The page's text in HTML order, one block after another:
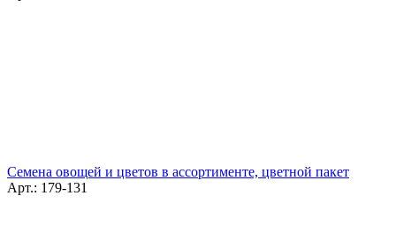
Семена овощей и цветов в ассортименте, цветной пакет
Арт.: 179-131